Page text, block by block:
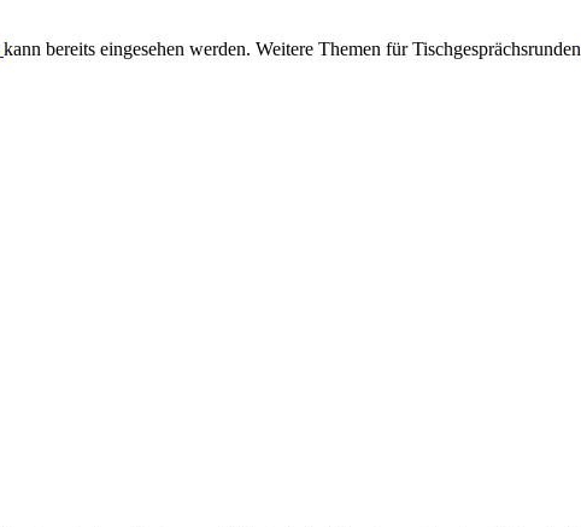
kann bereits eingesehen werden. Weitere Themen für Tischgesprächsrunden